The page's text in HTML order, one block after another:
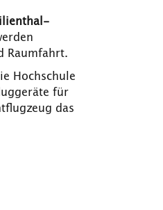
Raumfahrt.
Hochschule
für
das